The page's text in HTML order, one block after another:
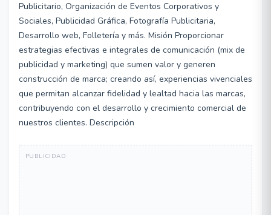
Publicitario, Organización de Eventos Corporativos y
Sociales, Publicidad Gráfica, Fotografía Publicitaria,
Desarrollo web, Folletería y más. Misión Proporcionar
estrategias efectivas e integrales de comunicación (mix de
publicidad y marketing) que sumen valor y generen
construcción de marca; creando así, experiencias vivenciales
que permitan alcanzar fidelidad y lealtad hacia las marcas,
contribuyendo con el desarrollo y crecimiento comercial de
nuestros clientes. Descripción